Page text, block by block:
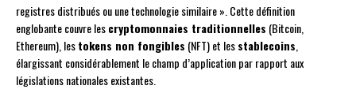
registres distribués ou une technologie similaire ». Cette définition
englobante couvre lescryptomonnaies traditionnelles (Bitcoin,
Ethereum), lestokens non fongibles (NFT) et lesstablecoins
élargissant considérablement le champ d’application par rapport aux
législations nationales existantes.